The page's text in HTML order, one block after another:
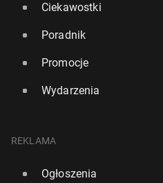
Ciekawostki
Poradnik
Promocje
Wydarzenia
REKLAMA
Ogłoszenia